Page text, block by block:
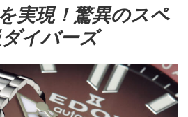
実現！驚異のスペ
イバーズ